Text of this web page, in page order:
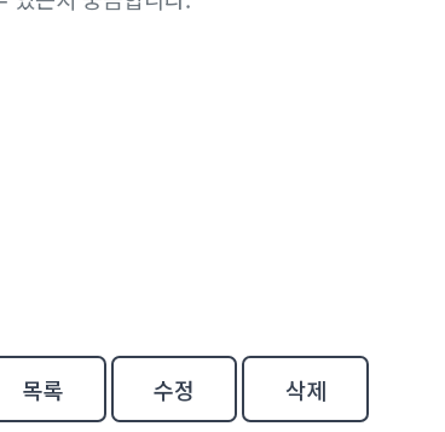
목록 수정 삭제